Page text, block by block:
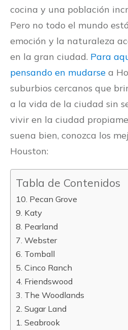
cocina y una población
Pero no todo el mundo
emoción y la naturaleza
en la gran ciudad. Para
pensando en mudarse a
suburbios cercanos que
a la vida de la ciudad sin
vivir en la ciudad
suena bien, conozca los
Houston:
Tabla de Contenidos
10. Pecan Grove
9. Katy
8. Pearland
7. Webster
6. Tomball
5. Cinco Ranch
4. Friendswood
3. The Woodlands
2. Sugar Land
1. Seabrook